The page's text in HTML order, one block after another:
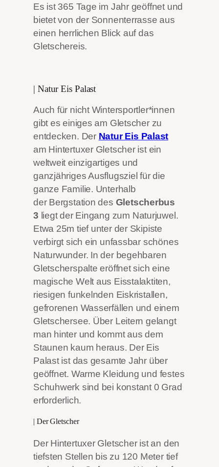
Es ist 365 Tage im Jahr geöffnet und
bietet von der Sonnenterrasse aus
einen herrlichen Blick auf das
Gletschereis.
| Natur Eis Palast
Auch für nicht Wintersportler*innen
gibt es einiges am Gletscher zu
entdecken. Der Natur Eis Palast
am Hintertuxer Gletscher ist ein
weltweit einzigartiges und
ganzjähriges Ausflugsziel für die
ganze Familie. Unterhalb
der Bergstation des Gletscherbus
3 liegt der Eingang zum Naturjuwel.
Etwa 25m tief unter der Skipiste
verbirgt sich ein unfassbar schönes
Naturwunder. In der begehbaren
Gletscherspalte eröffnet sich eine
magische Welt aus Eisstalaktiten,
riesigen funkelnden Eiskristallen,
gefrorenen Wasserfällen und einem
Gletschersee. Über Leitern gelangt
man hinter und kommt aus dem
Staunen kaum heraus. Der Eis
Palast ist das gesamte Jahr über
geöffnet. Warme Kleidung und festes
Schuhwerk sind bei konstant 0 Grad
erforderlich.
| Der Gletscher
Der Hintertuxer Gletscher ist an den
tiefsten Stellen bis zu 120 Meter tief